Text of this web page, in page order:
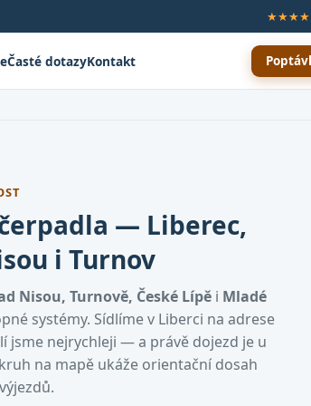
Časté dotazyKontakt
— Liberec,
i Turnov
Nisou, Turnově, České Lípě i Mladé
systémy. Sídlíme v Liberci na adrese
jsme nejrychleji — a právě dojezd je u
na mapě ukáže orientační dosah